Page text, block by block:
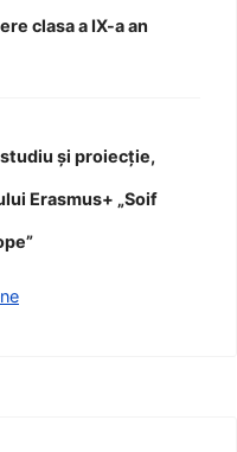
clasa a IX-a an
și proiecție,
Erasmus+ „Soif